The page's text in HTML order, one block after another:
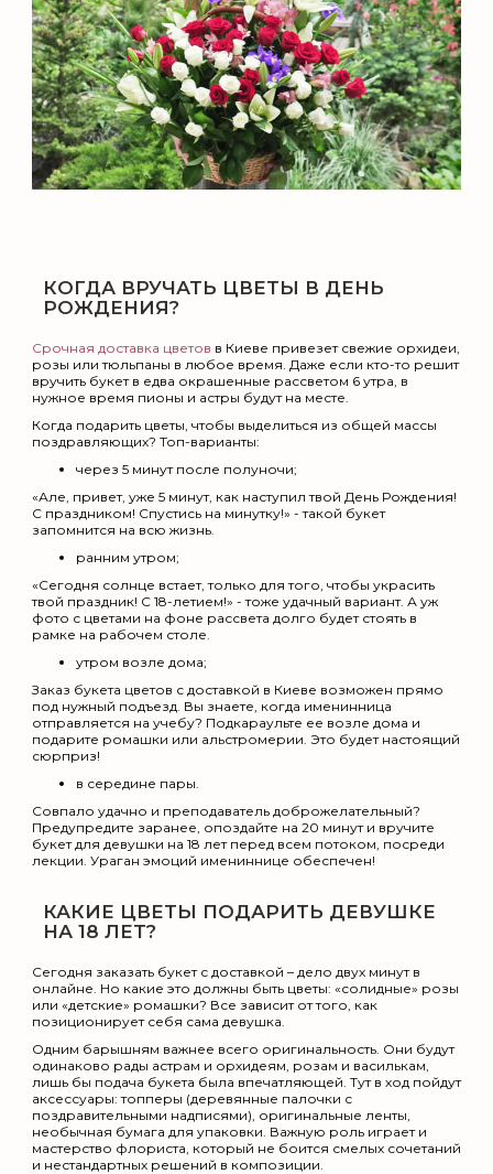
КОГДА ВРУЧАТЬ ЦВЕТЫ В ДЕНЬ
РОЖДЕНИЯ?
Срочная доставка цветов в Киеве привезет свежие орхидеи,
розы или тюльпаны в любое время. Даже если кто-то решит
вручить букет в едва окрашенные рассветом 6 утра, в
нужное время пионы и астры будут на месте.
Когда подарить цветы, чтобы выделиться из общей массы
поздравляющих? Топ-варианты:
через 5 минут после полуночи;
«Але, привет, уже 5 минут, как наступил твой День Рождения!
С праздником! Спустись на минутку!» - такой букет
запомнится на всю жизнь.
ранним утром;
«Сегодня солнце встает, только для того, чтобы украсить
твой праздник! С 18-летием!» - тоже удачный вариант. А уж
фото с цветами на фоне рассвета долго будет стоять в
рамке на рабочем столе.
утром возле дома;
Заказ букета цветов с доставкой в Киеве возможен прямо
под нужный подъезд. Вы знаете, когда именинница
отправляется на учебу? Подкараульте ее возле дома и
подарите ромашки или альстромерии. Это будет настоящий
сюрприз!
в середине пары.
Совпало удачно и преподаватель доброжелательный?
Предупредите заранее, опоздайте на 20 минут и вручите
букет для девушки на 18 лет перед всем потоком, посреди
лекции. Ураган эмоций имениннице обеспечен!
КАКИЕ ЦВЕТЫ ПОДАРИТЬ ДЕВУШКЕ
НА 18 ЛЕТ?
Сегодня заказать букет с доставкой – дело двух минут в
онлайне. Но какие это должны быть цветы: «солидные» розы
или «детские» ромашки? Все зависит от того, как
позиционирует себя сама девушка.
Одним барышням важнее всего оригинальность. Они будут
одинаково рады астрам и орхидеям, розам и василькам,
лишь бы подача букета была впечатляющей. Тут в ход пойдут
аксессуары: топперы (деревянные палочки с
поздравительными надписями), оригинальные ленты,
необычная бумага для упаковки. Важную роль играет и
мастерство флориста, который не боится смелых сочетаний
и нестандартных решений в композиции.